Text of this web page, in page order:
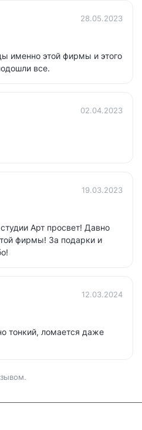
28.05.2023
именно этой фирмы и этого
все.
02.04.2023
19.03.2023
Арт просвет! Давно
фирмы! За подарки и
12.03.2024
тонкий, ломается даже